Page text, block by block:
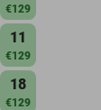
€129
11
€129
18
€129